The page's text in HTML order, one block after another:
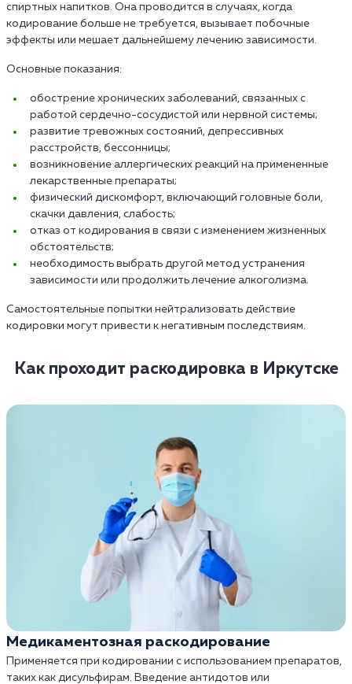
спиртных напитков. Она проводится в случаях, когда
кодирование больше не требуется, вызывает побочные
эффекты или мешает дальнейшему лечению зависимости.
Основные показания:
обострение хронических заболеваний, связанных с
работой сердечно-сосудистой или нервной системы;
развитие тревожных состояний, депрессивных
расстройств, бессонницы;
возникновение аллергических реакций на примененные
лекарственные препараты;
физический дискомфорт, включающий головные боли,
скачки давления, слабость;
отказ от кодирования в связи с изменением жизненных
обстоятельств;
необходимость выбрать другой метод устранения
зависимости или продолжить лечение алкоголизма.
Самостоятельные попытки нейтрализовать действие
кодировки могут привести к негативным последствиям.
Как проходит раскодировка в Иркутске
Медикаментозная раскодирование
Применяется при кодировании с использованием препаратов,
таких как дисульфирам. Введение антидотов или